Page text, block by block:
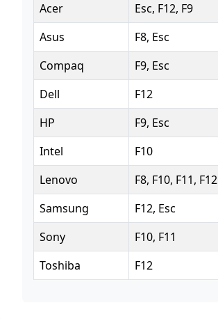
Acer
Esc, F12, F9
Asus
F8, Esc
Compaq
F9, Esc
Dell
F12
HP
F9, Esc
Intel
F10
Lenovo
F8, F10, F11, F12
Samsung
F12, Esc
Sony
F10, F11
Toshiba
F12